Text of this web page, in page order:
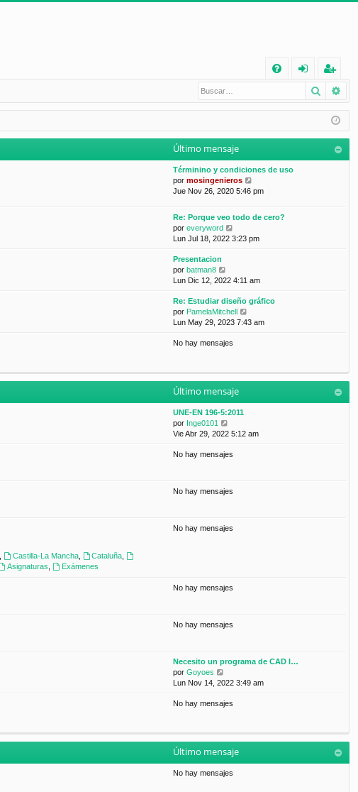
Q
nt
ifi
eg
ist
ra
Buscar
Último mensaje
Términino y condiciones de uso
por mosingenieros
e
l
i
e
s
Jue Nov 26, 2020 5:46 pm
Re: Porque veo todo de cero?
por everyword
e
t
m
o
m
j
e
Lun Jul 18, 2022 3:23 pm
Presentacion
por batman8
e
ú
l
t
m
e
s
j
e
Lun Dic 12, 2022 4:11 am
Re: Estudiar diseño gráfico
por PamelaMitchell
e
i
s
Lun May 29, 2023 7:43 am
No hay mensajes
Último mensaje
UNE-EN 196-5:2011
por Inge0101
e
ú
m
e
Vie Abr 29, 2022 5:12 am
No hay mensajes
No hay mensajes
Castilla-La Mancha, Cataluña
Asignaturas Exámenes
No hay mensajes
No hay mensajes
No hay mensajes
Necesito un programa de CAD l…
por Goyoes
e
ú
i
o
e
Lun Nov 14, 2022 3:49 am
No hay mensajes
Último mensaje
No hay mensajes